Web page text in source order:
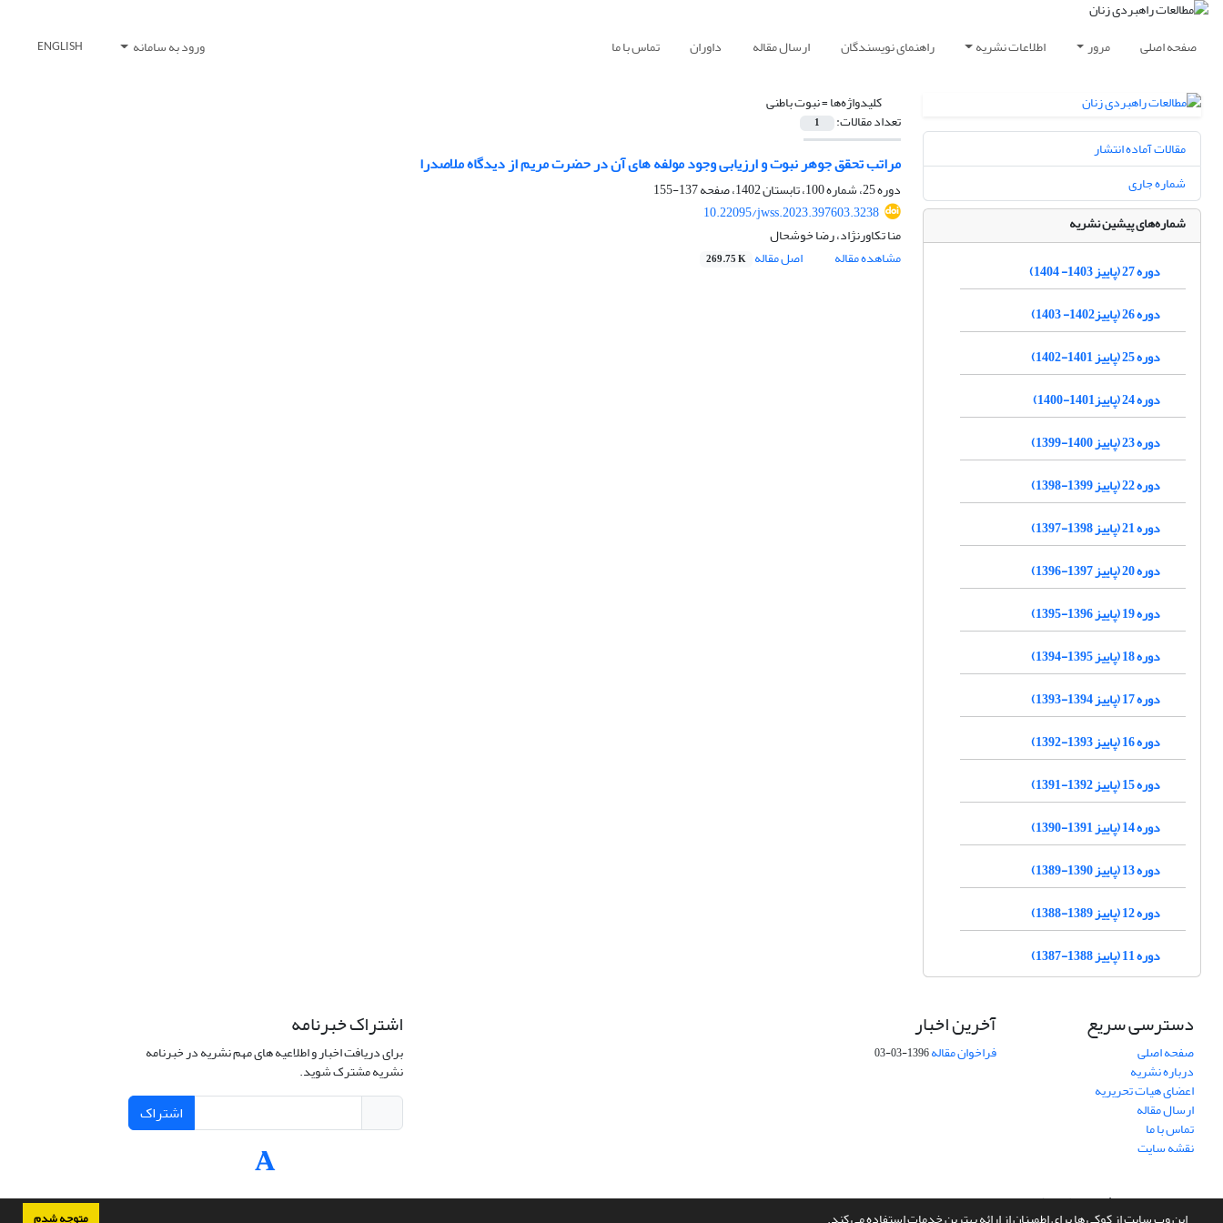
صفحه اصلی مرور اطلاعات نشریه راهنمای نویسندگان ارسال مقاله داوران تماس با ما ورود به سامانه ENGLISH
کلیدواژه‌ها =نبوت باطنی
تعداد مقالات: 1
مراتب تحقق جوهر نبوت و ارزیابی وجود مولفه های آن در حضرت مریم از دیدگاه ملاصدرا
دوره 25، شماره 100، تابستان 1402، صفحه
137-155
10.22095/jwss.2023.397603.3238
منا تکاورنژاد، رضا خوشحال
مشاهده مقاله
اصل مقاله 269.75 K
مقالات آماده انتشار
شماره جاری
شماره‌های پیشین نشریه
دوره 27 (پاییز 1403- 1404)
دوره 26 (پاییز1402- 1403)
دوره 25 (پاییز 1401-1402)
دوره 24 (پاییز1401-1400)
دوره 23 (پاییز 1400-1399)
دوره 22 (پاییز 1399-1398)
دوره 21 (پاییز 1398-1397)
دوره 20 (پاییز 1397-1396)
دوره 19 (پاییز 1396-1395)
دوره 18 (پاییز 1395-1394)
دوره 17 (پاییز 1394-1393)
دوره 16 (پاییز 1393-1392)
دوره 15 (پاییز 1392-1391)
دوره 14 (پاییز 1391-1390)
دوره 13 (پاییز 1390-1389)
دوره 12 (پاییز 1389-1388)
دوره 11 (پاییز 1388-1387)
دسترسی سریع
صفحه اصلی
درباره نشریه
اعضای هیات تحریریه
ارسال مقاله
تماس با ما
نقشه سایت
آخرین اخبار
فراخوان مقاله1396-03-03
اشتراک خبرنامه
برای دریافت اخبار و اطلاعیه های مهم نشریه در خبرنامه
نشریه مشترک شوید.
اشتراک
سامانه مدیریت نشریات علمی.طراحی و پیاده سازی ازسیناوب